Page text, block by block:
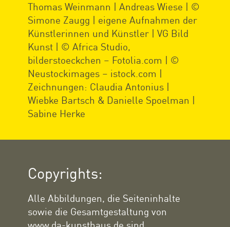
Thomas Weinmann | Andreas Wiese | ©
Simone Zaugg | eigene Aufnahmen der
Künstlerinnen und Künstler | VG Bild
Kunst | © Africa Studio,
bilderstoeckchen – Fotolia.com | ©
Neustockimages – istock.com |
Zeichnungen: Claudia Antonius |
Wiebke Bartsch & Danielle Spoelman |
Sabine Herke
Copyrights:
Alle Abbildungen, die Seiteninhalte
sowie die Gesamtgestaltung von